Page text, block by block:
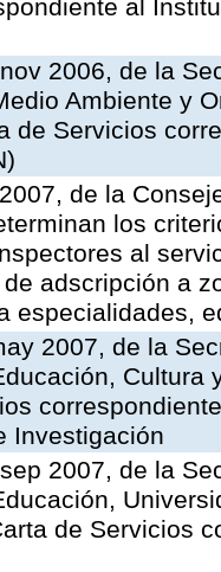
al
2006, de la
Ambiente y
de Servicios
de la
los
al
adscripción a
especialidades,
2007, de la
Cultura
Investigación
2007, de la
de Servicios